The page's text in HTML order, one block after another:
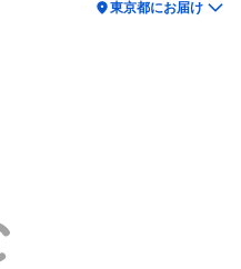
location_on東京都にお届け